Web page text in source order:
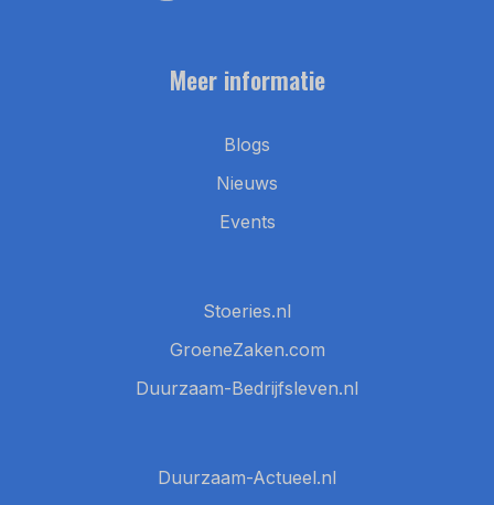
Meer informatie
Blogs
Nieuws
Events
Stoeries.nl
GroeneZaken.com
Duurzaam-Bedrijfsleven.nl
Duurzaam-Actueel.nl